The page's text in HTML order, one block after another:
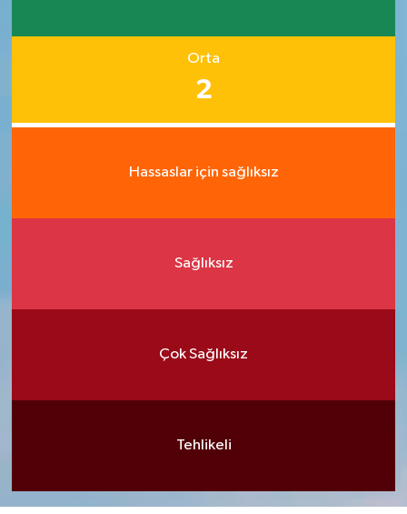
Orta
2
Hassaslar için sağlıksız
Sağlıksız
Çok Sağlıksız
Tehlikeli